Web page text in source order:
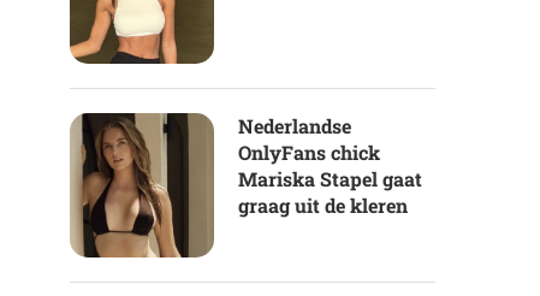
Nederlandse
OnlyFans chick
Mariska Stapel gaat
graag uit de kleren